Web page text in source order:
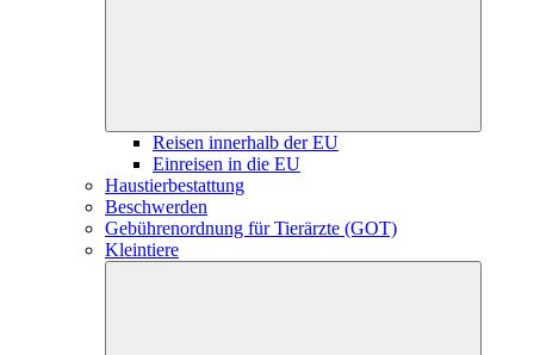
Reisen innerhalb der EU
Einreisen in die EU
Haustierbestattung
Beschwerden
Gebührenordnung für Tierärzte (GOT)
Kleintiere